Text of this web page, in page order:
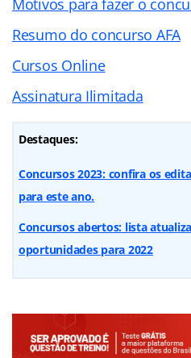
Motivos para fazer o
Resumo do concurso AFA
Cursos Online
Assinatura Ilimitada
Destaques:
Concursos 2023: confira os
para este ano.
Concursos abertos: lista
oportunidades para 2022